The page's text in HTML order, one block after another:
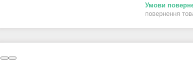
повернення